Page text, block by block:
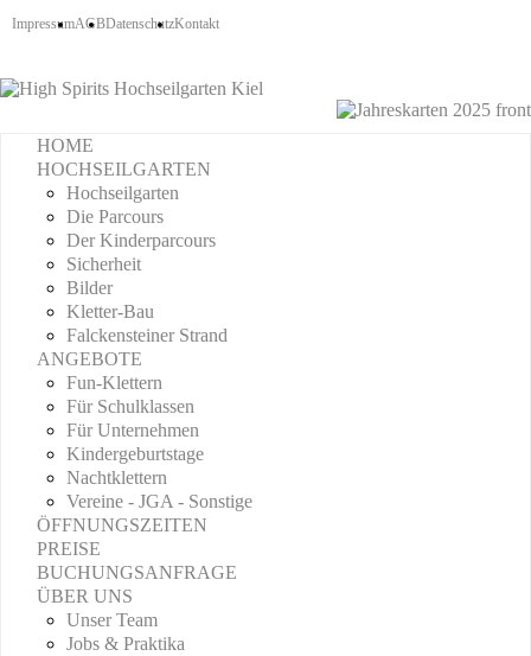
ImpressumAGBDatenschutzKontakt
HOME
HOCHSEILGARTEN
Hochseilgarten
Die Parcours
Der Kinderparcours
Sicherheit
Bilder
Kletter-Bau
Falckensteiner Strand
ANGEBOTE
Fun-Klettern
Für Schulklassen
Für Unternehmen
Kindergeburtstage
Nachtklettern
Vereine - JGA - Sonstige
ÖFFNUNGSZEITEN
PREISE
BUCHUNGSANFRAGE
ÜBER UNS
Unser Team
Jobs & Praktika